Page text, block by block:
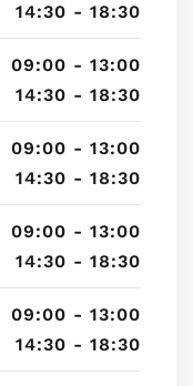
14:30 - 18:30
09:00 - 13:00
14:30 - 18:30
09:00 - 13:00
14:30 - 18:30
09:00 - 13:00
14:30 - 18:30
09:00 - 13:00
14:30 - 18:30